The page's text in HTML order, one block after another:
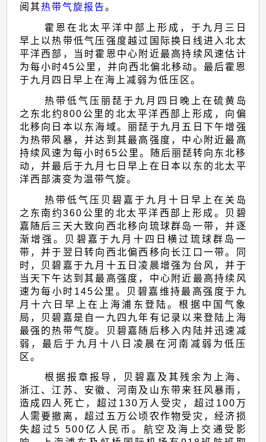
阅其热带气旋报告。
霍恩在北太平洋中部上形成，于九月三日
早上以热带低气压强度越过国际换日线进入北太
平洋西部，当时霍恩中心附近最高持续风速估计
为每小时45公里，并向西北偏北移动。最后霍恩
于九月四日早上在海上减弱为低压区。
热带低气压丽琵于九月四日晚上在硫黄岛
之东北约800公里的北太平洋西部上形成，向偏
北移向日本以东海域。丽琵于九月五日下午增强
为热带风暴，并达到其最高强度，中心附近最高
持续风速为每小时65公里。随后丽琵转向东北移
动，并最后于九月七日早上在日本以东的北太平
洋西部演变为温带气旋。
热带低气压贝碧嘉于九月十日早上在关岛
之东南约360公里的北太平洋西部上形成。贝碧
嘉随后三天大致向西北移向琉球群岛一带，并逐
渐增强。贝碧嘉于九月十四日横过琉球群岛一
带，并于翌日转向西北偏西移向长江口一带。同
时，贝碧嘉于九月十五日凌晨增强为台风，并于
当天下午达到其最高强度，中心附近最高持续风
速为每小时145公里。贝碧嘉维持最高强度于九
月十六日早上在上海浦东登陆。根据中国气象
局，贝碧嘉是自一九四九年有记录以来登陆上海
最强的热带气旋。贝碧嘉随后移入内陆并迅速减
弱，最后于九月十八日凌晨在河南减弱为低压
区。
根据报章报导，贝碧嘉及其残余为上海、
浙江、江苏、安徽、河南及山东带来狂风暴雨，
造成四人死亡，超过130万人受灾，超过100万
人需要撤离，超过五万公顷农作物受灾，经济损
失超过5 500亿人民币。航空及海上交通受影